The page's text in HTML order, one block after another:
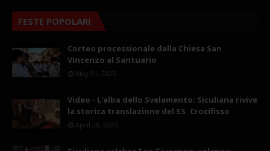
FESTE POPOLARI
Corteo processionale dalla Chiesa San
Vincenzo al Santuario
May 01, 2025
Video - L'alba dello Svelamento: Siculiana rivive
la storica translazione del SS. Crocifisso
April 28, 2025